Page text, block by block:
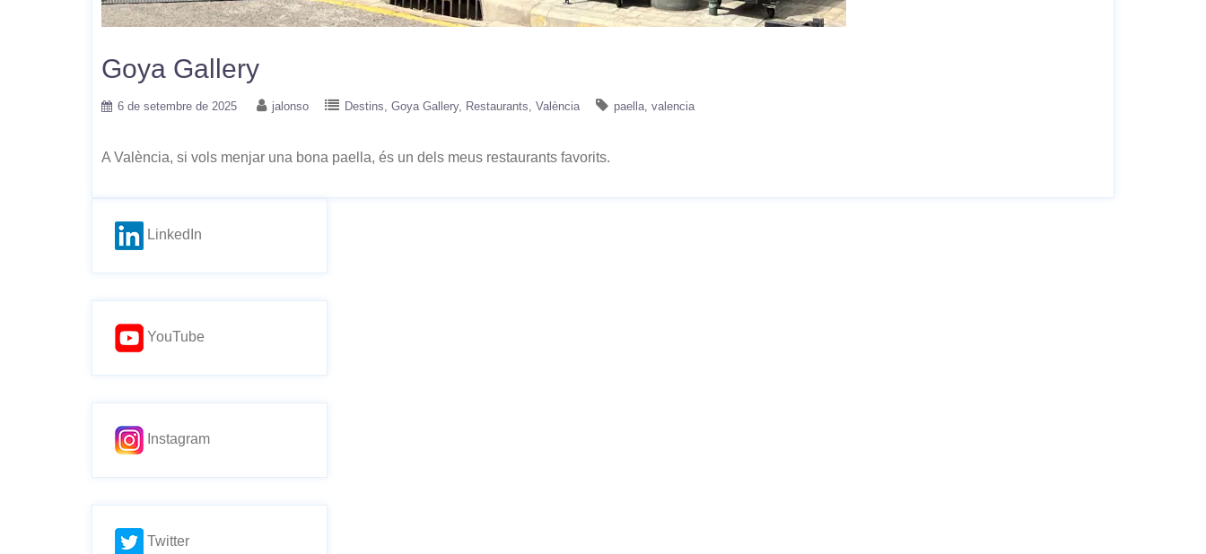
Goya Gallery
6 de setembre de 2025 jalonso Destins Goya Gallery Restaurants València paella valencia
A València, si vols menjar una bona paella, és un dels meus restaurants favorits.
LinkedIn
YouTube
Instagram
Twitter